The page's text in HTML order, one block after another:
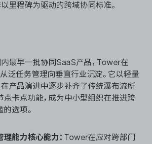
里程碑为驱动的跨域协同标准。
最早一批协同SaaS产品，Tower在
泛任务管理向垂直行业沉淀。它以轻量
在产品演进中逐步补齐了传统瀑布流所
点卡点功能，成为中小型组织在推进跨
选项。
能力核心能力： Tower在应对跨部门